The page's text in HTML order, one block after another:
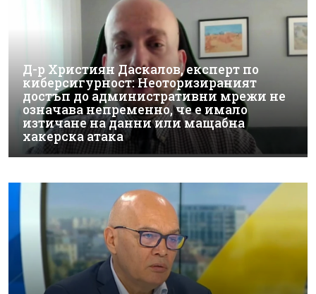
Д-р Християн Даскалов, експерт по
киберсигурност: Неоторизираният
достъп до административни мрежи не
означава непременно, че е имало
изтичане на данни или мащабна
хакерска атака